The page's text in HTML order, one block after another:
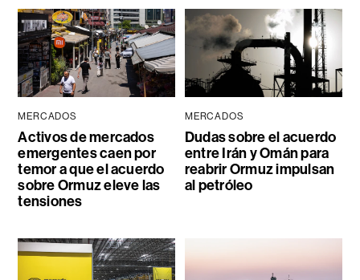
MERCADOS
Activos de mercados
emergentes caen por
temor a que el acuerdo
sobre Ormuz eleve las
tensiones
MERCADOS
Dudas sobre el acuerdo
entre Irán y Omán para
reabrir Ormuz impulsan
al petróleo